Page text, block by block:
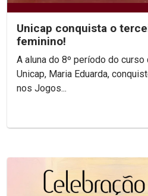
Unicap conquista o
feminino!
A aluna do 8º período do
Unicap, Maria Eduarda,
nos Jogos...